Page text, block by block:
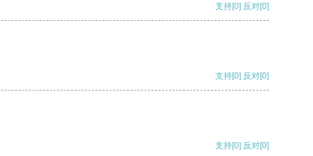
支持[0] 反对[0]
支持[0] 反对[0]
支持[0] 反对[0]